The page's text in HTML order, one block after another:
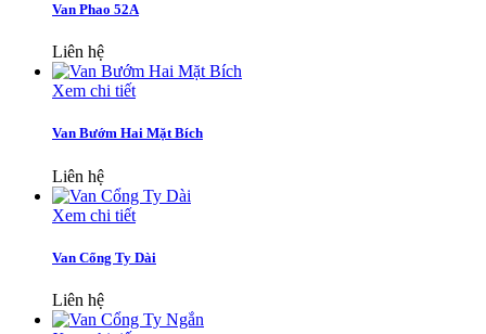
Van Phao 52A
Liên hệ
Xem chi tiết
Van Bướm Hai Mặt Bích
Liên hệ
Xem chi tiết
Van Cổng Ty Dài
Liên hệ